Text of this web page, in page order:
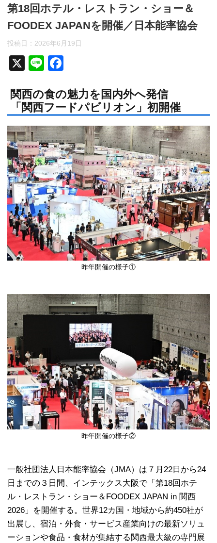
第18回ホテル・レストラン・ショー＆
FOODEX JAPANを開催／日本能率協会
投稿日： 2026年6月19日
X
Li
e
c
e
b
o
o
k
関西の食の魅力を国内外へ発信
「関西フードパビリオン」初開催
昨年開催の様子①
昨年開催の様子②
一般社団法人日本能率協会（JMA）は７月22日から24
日までの３日間、インテックス大阪で「第18回ホテ
ル・レストラン・ショー＆FOODEX JAPAN in 関西
2026」を開催する。世界12カ国・地域から約450社が
出展し、宿泊・外食・サービス産業向けの最新ソリュ
ーションや食品・食材が集結する関西最大級の専門展